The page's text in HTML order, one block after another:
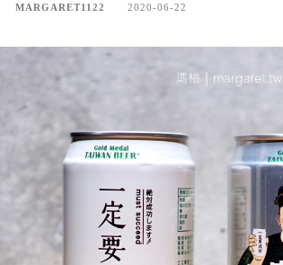
MARGARET1122 2020-06-22